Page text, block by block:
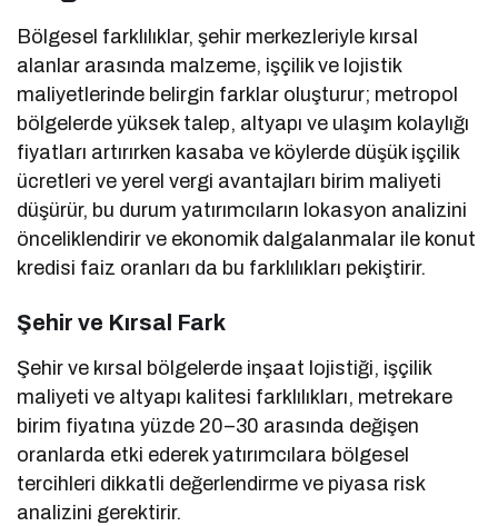
Bölgesel farklılıklar, şehir merkezleriyle kırsal
alanlar arasında malzeme, işçilik ve lojistik
maliyetlerinde belirgin farklar oluşturur; metropol
bölgelerde yüksek talep, altyapı ve ulaşım kolaylığı
fiyatları artırırken kasaba ve köylerde düşük işçilik
ücretleri ve yerel vergi avantajları birim maliyeti
düşürür, bu durum yatırımcıların lokasyon analizini
önceliklendirir ve ekonomik dalgalanmalar ile konut
kredisi faiz oranları da bu farklılıkları pekiştirir.
Şehir ve Kırsal Fark
Şehir ve kırsal bölgelerde inşaat lojistiği, işçilik
maliyeti ve altyapı kalitesi farklılıkları, metrekare
birim fiyatına yüzde 20–30 arasında değişen
oranlarda etki ederek yatırımcılara bölgesel
tercihleri dikkatli değerlendirme ve piyasa risk
analizini gerektirir.